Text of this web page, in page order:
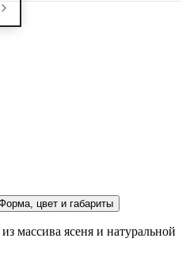
цвет и габариты
массива ясеня и натуральной